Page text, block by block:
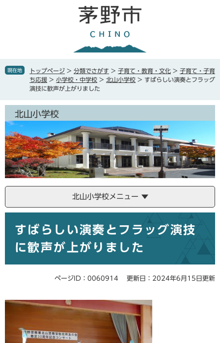
で
ば現在地 トップページ > 分類でさがす > 子育て・教育・文化 > 子育て・子育
ち応援 > 小学校・中学校 > 北山小学校 > すばらしい演奏とフラッグ
演技に歓声が上がりました
北山小学校
北山小学校メニュー
すばらしい演奏とフラッグ演技
に歓声が上がりました
ページID：0060914 更新日：2024年6月15日更新